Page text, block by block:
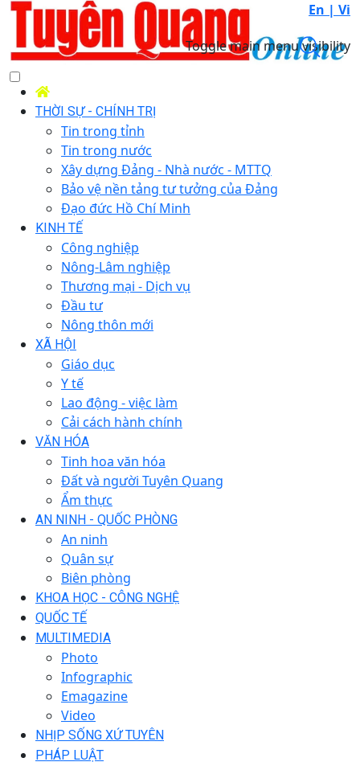
En | Vi
Toggle main menu visibility
THỜI SỰ - CHÍNH TRỊ
Tin trong tỉnh
Tin trong nước
Xây dựng Đảng - Nhà nước - MTTQ
Bảo vệ nền tảng tư tưởng của Đảng
Đạo đức Hồ Chí Minh
KINH TẾ
Công nghiệp
Nông-Lâm nghiệp
Thương mại - Dịch vụ
Đầu tư
Nông thôn mới
XÃ HỘI
Giáo dục
Y tế
Lao động - việc làm
Cải cách hành chính
VĂN HÓA
Tinh hoa văn hóa
Đất và người Tuyên Quang
Ẩm thực
AN NINH - QUỐC PHÒNG
An ninh
Quân sự
Biên phòng
KHOA HỌC - CÔNG NGHỆ
QUỐC TẾ
MULTIMEDIA
Photo
Infographic
Emagazine
Video
NHỊP SỐNG XỨ TUYÊN
PHÁP LUẬT